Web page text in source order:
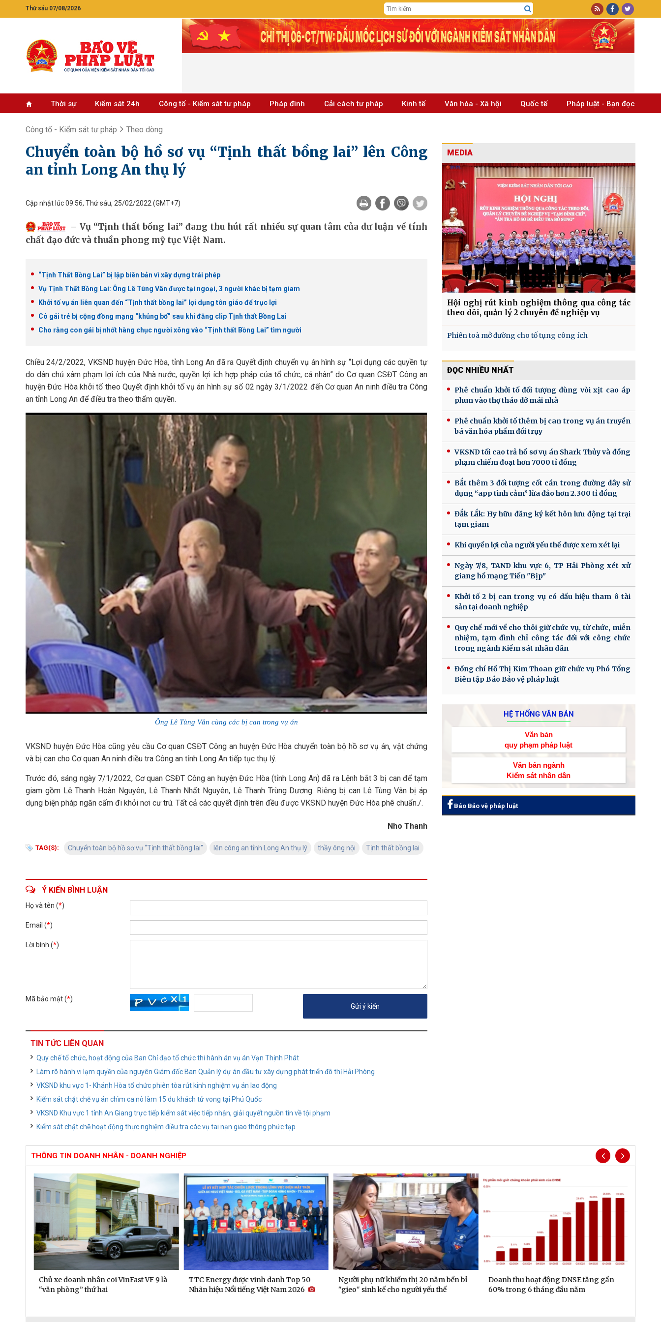
Thứ sáu 07/08/2026
Thời sự Kiểm sát 24h Công tố - Kiểm sát tư pháp Pháp đình Cải cách tư pháp Kinh tế Văn hóa - Xã hội Quốc tế Pháp luật - Bạn đọc
Công tố - Kiểm sát tư pháp Theo dòng
Chuyển toàn bộ hồ sơ vụ “Tịnh thất bồng lai” lên Công
an tỉnh Long An thụ lý
Cập nhật lúc 09:56, Thứ sáu, 25/02/2022 (GMT+7)
Vụ “Tịnh thất bồng lai” đang thu hút rất nhiều sự quan tâm của dư luận về tính
chất đạo đức và thuần phong mỹ tục Việt Nam.
“Tịnh Thất Bồng Lai” bị lập biên bản vì xây dựng trái phép
Vụ Tịnh Thất Bồng Lai: Ông Lê Tùng Vân được tại ngoại, 3 người khác bị tạm giam
Khởi tố vụ án liên quan đến “Tịnh thất bồng lai” lợi dụng tôn giáo để trục lợi
Cô gái trẻ bị cộng đồng mạng “khủng bố” sau khi đăng clip Tịnh thất Bồng Lai
Cho rằng con gái bị nhốt hàng chục người xông vào “Tịnh thất Bồng Lai” tìm người
Chiều 24/2/2022, VKSND huyện Đức Hòa, tỉnh Long An đã ra Quyết định chuyển vụ án hình sự “Lợi dụng các quyền tự
do dân chủ xâm phạm lợi ích của Nhà nước, quyền lợi ích hợp pháp của tổ chức, cá nhân” do Cơ quan CSĐT Công an
huyện Đức Hòa khởi tố theo Quyết định khởi tố vụ án hình sự số 02 ngày 3/1/2022 đến Cơ quan An ninh điều tra Công
an tỉnh Long An để điều tra theo thẩm quyền.
Ông Lê Tùng Vân cùng các bị can trong vụ án
VKSND huyện Đức Hòa cũng yêu cầu Cơ quan CSĐT Công an huyện Đức Hòa chuyển toàn bộ hồ sơ vụ án, vật chứng
và bị can cho Cơ quan An ninh điều tra Công an tỉnh Long An tiếp tục thụ lý.
Trước đó, sáng ngày 7/1/2022, Cơ quan CSĐT Công an huyện Đức Hòa (tỉnh Long An) đã ra Lệnh bắt 3 bị can để tạm
giam gồm Lê Thanh Hoàn Nguyên, Lê Thanh Nhất Nguyên, Lê Thanh Trùng Dương. Riêng bị can Lê Tùng Vân bị áp
dụng biện pháp ngăn cấm đi khỏi nơi cư trú. Tất cả các quyết định trên đều được VKSND huyện Đức Hòa phê chuẩn./.
Nho Thanh
TAG(S): Chuyển toàn bộ hồ sơ vụ “Tịnh thất bồng lai” lên công an tỉnh Long An thụ lý thầy ông nội Tịnh thất bồng lai
Ý KIẾN BÌNH LUẬN
Họ và tên (*)
Email (*)
Lời bình (*)
Mã bảo mật (*)
TIN TỨC LIÊN QUAN
Quy chế tổ chức, hoạt động của Ban Chỉ đạo tổ chức thi hành án vụ án Vạn Thịnh Phát
Làm rõ hành vi lạm quyền của nguyên Giám đốc Ban Quản lý dự án đầu tư xây dựng phát triển đô thị Hải Phòng
VKSND khu vực 1- Khánh Hòa tổ chức phiên tòa rút kinh nghiệm vụ án lao động
Kiểm sát chặt chẽ vụ án chìm ca nô làm 15 du khách tử vong tại Phú Quốc
VKSND Khu vực 1 tỉnh An Giang trực tiếp kiểm sát việc tiếp nhận, giải quyết nguồn tin về tội phạm
Kiểm sát chặt chẽ hoạt động thực nghiệm điều tra các vụ tai nạn giao thông phức tạp
MEDIA
Hội nghị rút kinh nghiệm thông qua công tác
theo dõi, quản lý 2 chuyên đề nghiệp vụ
Phiên toà mở đường cho tố tụng công ích
ĐỌC NHIỀU NHẤT
Phê chuẩn khởi tố đối tượng dùng vòi xịt cao áp
phun vào thợ tháo dỡ mái nhà
Phê chuẩn khởi tố thêm bị can trong vụ án truyền
bá văn hóa phẩm đồi trụy
VKSND tối cao trả hồ sơ vụ án Shark Thủy và đồng
phạm chiếm đoạt hơn 7000 tỉ đồng
Bắt thêm 3 đối tượng cốt cán trong đường dây sử
dụng “app tình cảm” lừa đảo hơn 2.300 tỉ đồng
Đắk Lắk: Hy hữu đăng ký kết hôn lưu động tại trại
tạm giam
Khi quyền lợi của người yếu thế được xem xét lại
Ngày 7/8, TAND khu vực 6, TP Hải Phòng xét xử
giang hồ mạng Tiến "Bịp"
Khởi tố 2 bị can trong vụ có dấu hiệu tham ô tài
sản tại doanh nghiệp
Quy chế mới về cho thôi giữ chức vụ, từ chức, miễn
nhiệm, tạm đình chỉ công tác đối với công chức
trong ngành Kiểm sát nhân dân
Đồng chí Hồ Thị Kim Thoan giữ chức vụ Phó Tổng
Biên tập Báo Bảo vệ pháp luật
HỆ THỐNG VĂN BẢN
Văn bản
quy phạm pháp luật
Văn bản ngành
Kiểm sát nhân dân
Báo Bảo vệ pháp luật
THÔNG TIN DOANH NHÂN - DOANH NGHIỆP
Chủ xe doanh nhân coi VinFast VF 9 là
“văn phòng” thứ hai
TTC Energy được vinh danh Top 50
Nhãn hiệu Nổi tiếng Việt Nam 2026
Người phụ nữ khiếm thị 20 năm bền bỉ
"gieo" sinh kế cho người yếu thế
Doanh thu hoạt động DNSE tăng gần
60% trong 6 tháng đầu năm